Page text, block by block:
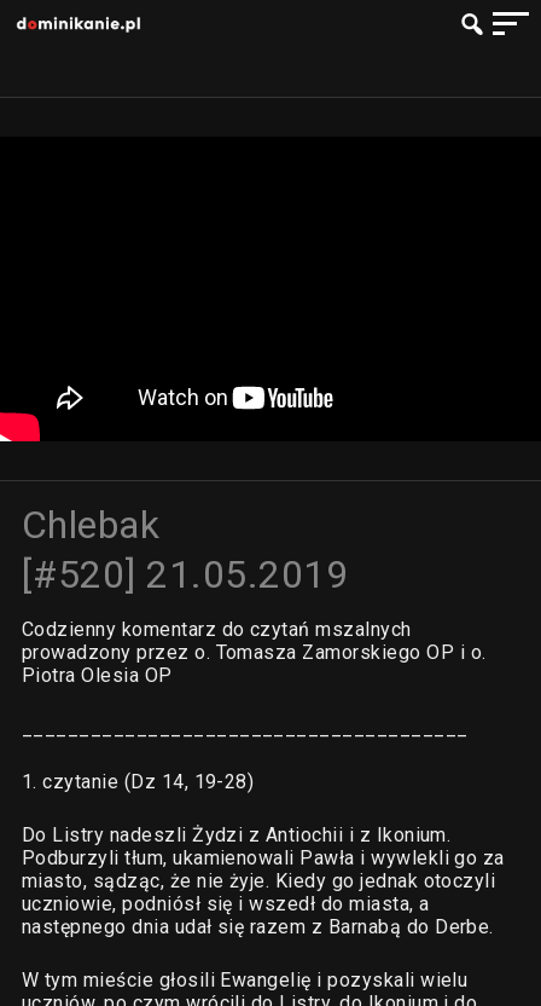
Chlebak
[#520] 21.05.2019
Codzienny komentarz do czytań mszalnych
prowadzony przez o. Tomasza Zamorskiego OP i o.
Piotra Olesia OP
1. czytanie (Dz 14, 19-28)
Do Listry nadeszli Żydzi z Antiochii i z Ikonium.
Podburzyli tłum, ukamienowali Pawła i wywlekli go za
miasto, sądząc, że nie żyje. Kiedy go jednak otoczyli
uczniowie, podniósł się i wszedł do miasta, a
następnego dnia udał się razem z Barnabą do Derbe.
W tym mieście głosili Ewangelię i pozyskali wielu